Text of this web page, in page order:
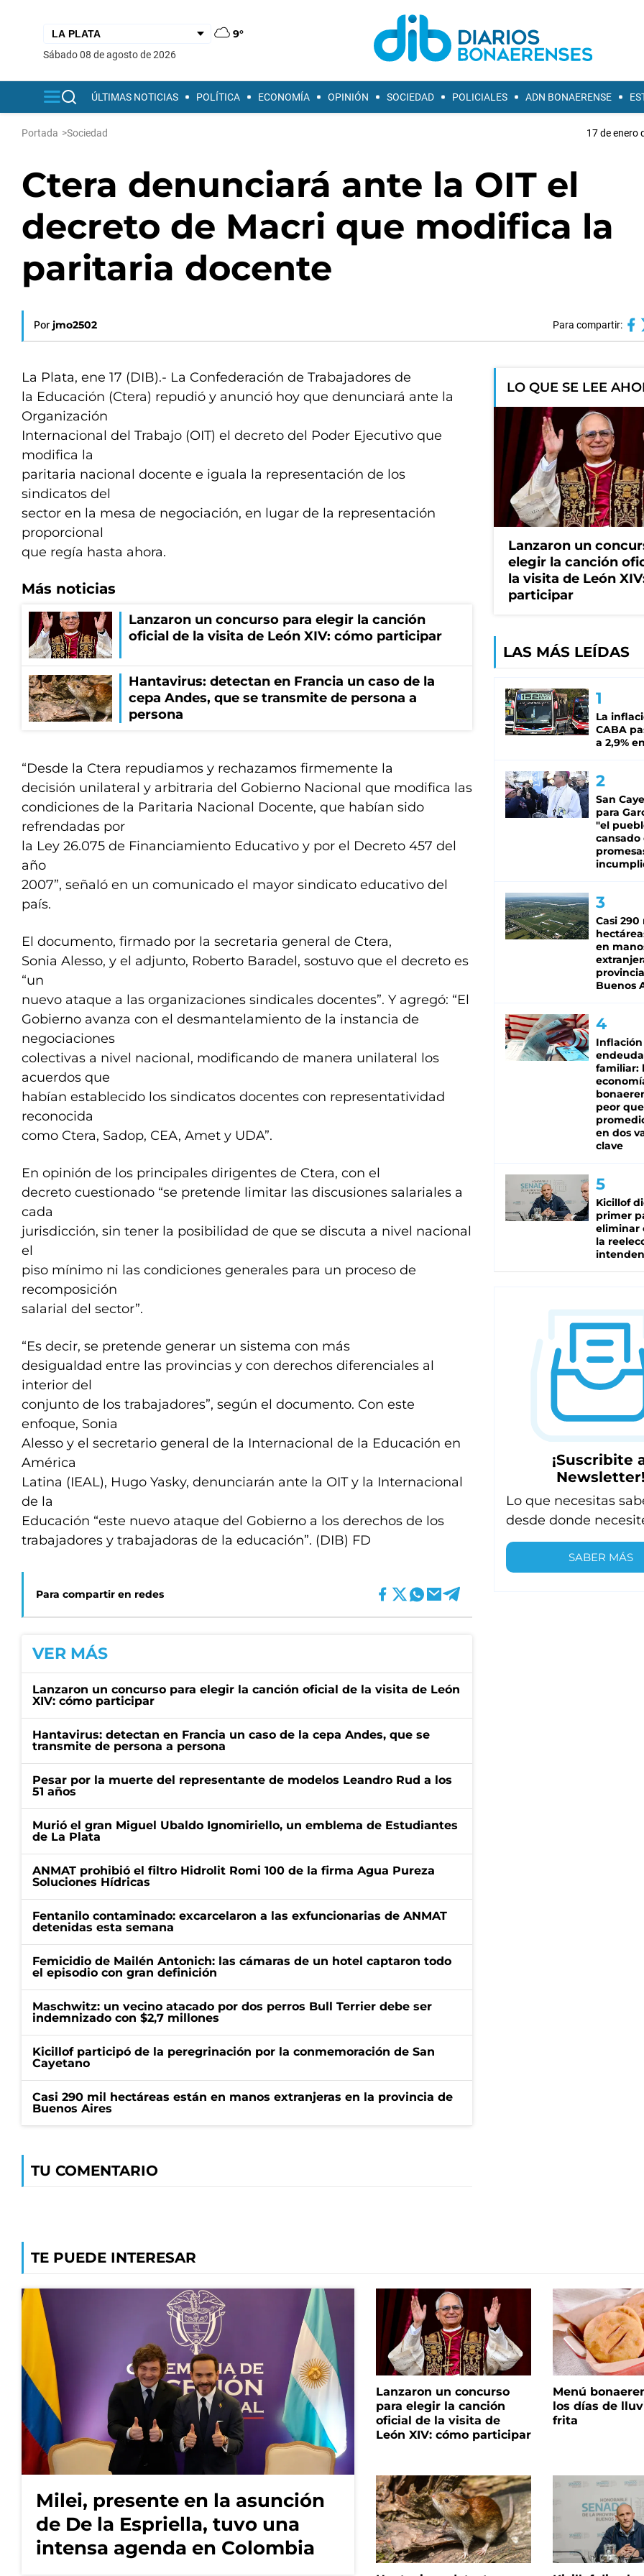
9°
sábado 08 de agosto de 2026
ÚLTIMAS NOTICIAS POLÍTICA ECONOMÍA OPINIÓN SOCIEDAD POLICIALES ADN BONAERENSE
Portada >Sociedad 17 de enero
Ctera denunciará ante la OIT el
decreto de Macri que modifica la
paritaria docente
Por jmo2502 Para compartir:
La Plata, ene 17 (DIB).- La Confederación de Trabajadores de
la Educación (Ctera) repudió y anunció hoy que denunciará ante la
Organización
Internacional del Trabajo (OIT) el decreto del Poder Ejecutivo que
modifica la
paritaria nacional docente e iguala la representación de los
sindicatos del
sector en la mesa de negociación, en lugar de la representación
proporcional
que regía hasta ahora.
Más noticias
Lanzaron un concurso para elegir la canción
oficial de la visita de León XIV: cómo participar
Hantavirus: detectan en Francia un caso de la
cepa Andes, que se transmite de persona a
persona
“Desde la Ctera repudiamos y rechazamos firmemente la
decisión unilateral y arbitraria del Gobierno Nacional que modifica las
condiciones de la Paritaria Nacional Docente, que habían sido
refrendadas por
la Ley 26.075 de Financiamiento Educativo y por el Decreto 457 del
año
2007”, señaló en un comunicado el mayor sindicato educativo del
país.
El documento, firmado por la secretaria general de Ctera,
Sonia Alesso, y el adjunto, Roberto Baradel, sostuvo que el decreto es
“un
nuevo ataque a las organizaciones sindicales docentes”. Y agregó: “El
Gobierno avanza con el desmantelamiento de la instancia de
negociaciones
colectivas a nivel nacional, modificando de manera unilateral los
acuerdos que
habían establecido los sindicatos docentes con representatividad
reconocida
como Ctera, Sadop, CEA, Amet y UDA”.
En opinión de los principales dirigentes de Ctera, con el
decreto cuestionado “se pretende limitar las discusiones salariales a
cada
jurisdicción, sin tener la posibilidad de que se discuta a nivel nacional
el
piso mínimo ni las condiciones generales para un proceso de
recomposición
salarial del sector”.
“Es decir, se pretende generar un sistema con más
desigualdad entre las provincias y con derechos diferenciales al
interior del
conjunto de los trabajadores”, según el documento. Con este
enfoque, Sonia
Alesso y el secretario general de la Internacional de la Educación en
América
Latina (IEAL), Hugo Yasky, denunciarán ante la OIT y la Internacional
de la
Educación “este nuevo ataque del Gobierno a los derechos de los
trabajadores y trabajadoras de la educación”. (DIB) FD
Para compartir en redes
VER MÁS
Lanzaron un concurso para elegir la canción oficial de la visita de León
XIV: cómo participar
Hantavirus: detectan en Francia un caso de la cepa Andes, que se
transmite de persona a persona
Pesar por la muerte del representante de modelos Leandro Rud a los
51 años
Murió el gran Miguel Ubaldo Ignomiriello, un emblema de Estudiantes
de La Plata
ANMAT prohibió el filtro Hidrolit Romi 100 de la firma Agua Pureza
Soluciones Hídricas
Fentanilo contaminado: excarcelaron a las exfuncionarias de ANMAT
detenidas esta semana
Femicidio de Mailén Antonich: las cámaras de un hotel captaron todo
el episodio con gran definición
Maschwitz: un vecino atacado por dos perros Bull Terrier debe ser
indemnizado con $2,7 millones
Kicillof participó de la peregrinación por la conmemoración de San
Cayetano
Casi 290 mil hectáreas están en manos extranjeras en la provincia de
Buenos Aires
TU COMENTARIO
LO QUE SE LEE
Lanzaron un
elegir la canción
la visita de León
participar
LAS MÁS LEÍDAS
La
CABA
a 2,9%
San
para
"el
cansado
Casi 290
en
Buenos
Inflación
familiar:
peor
en dos
clave
Kicillof
primer
eliminar
la
¡Suscribite
Newsletter!
Lo que necesitas
desde donde
SABER MÁS
TE PUEDE INTERESAR
Milei, presente en la asunción
de De la Espriella, tuvo una
intensa agenda en Colombia
Lanzaron un concurso
para elegir la canción
oficial de la visita de
León XIV: cómo participar
Menú
los días de
frita